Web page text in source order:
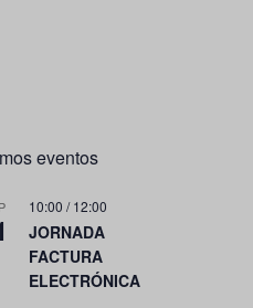
eventos
10:00 /12:00
JORNADA
FACTURA
ELECTRÓNICA